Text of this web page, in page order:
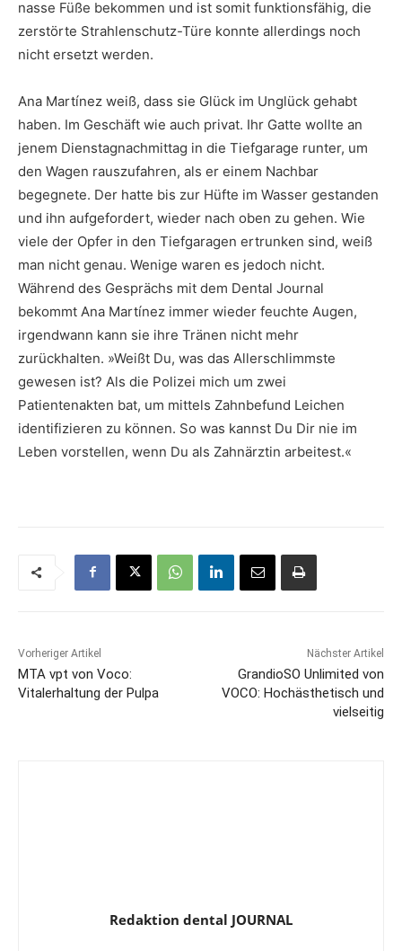
nasse Füße bekommen und ist somit funktionsfähig, die
zerstörte Strahlenschutz-Türe konnte allerdings noch
nicht ersetzt werden.
Ana Martínez weiß, dass sie Glück im Unglück gehabt
haben. Im Geschäft wie auch privat. Ihr Gatte wollte an
jenem Dienstagnachmittag in die Tiefgarage runter, um
den Wagen rauszufahren, als er einem Nachbar
begegnete. Der hatte bis zur Hüfte im Wasser gestanden
und ihn aufgefordert, wieder nach oben zu gehen. Wie
viele der Opfer in den Tiefgaragen ertrunken sind, weiß
man nicht genau. Wenige waren es jedoch nicht.
Während des Gesprächs mit dem Dental Journal
bekommt Ana Martínez immer wieder feuchte Augen,
irgendwann kann sie ihre Tränen nicht mehr
zurückhalten. »Weißt Du, was das Allerschlimmste
gewesen ist? Als die Polizei mich um zwei
Patientenakten bat, um mittels Zahnbefund Leichen
identifizieren zu können. So was kannst Du Dir nie im
Leben vorstellen, wenn Du als Zahnärztin arbeitest.«
Vorheriger Artikel
MTA vpt von Voco:
Vitalerhaltung der Pulpa
Nächster Artikel
GrandioSO Unlimited von
VOCO: Hochästhetisch und
vielseitig
Redaktion dental JOURNAL